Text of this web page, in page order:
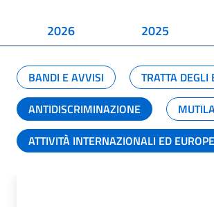
2026 2025
BANDI E AVVISI TRATTA
ANTIDISCRIMINAZIONE
ATTIVITÀ INTERNAZIONALI ED